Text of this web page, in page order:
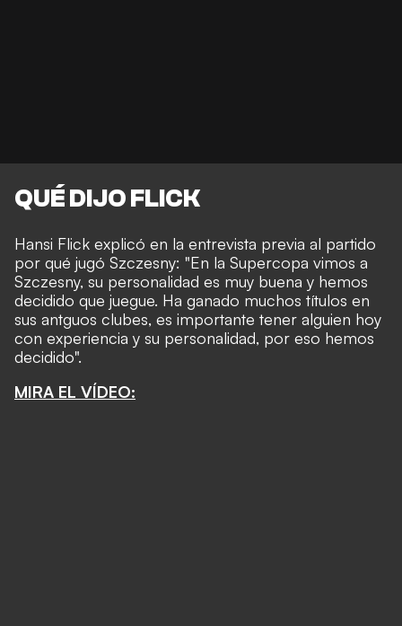
QUÉ DIJO FLICK
Hansi Flick explicó en la entrevista previa al partido
por qué jugó Szczesny: "En la Supercopa vimos a
Szczesny, su personalidad es muy buena y hemos
decidido que juegue. Ha ganado muchos títulos en
sus antguos clubes, es importante tener alguien hoy
con experiencia y su personalidad, por eso hemos
decidido".
MIRA EL VÍDEO: